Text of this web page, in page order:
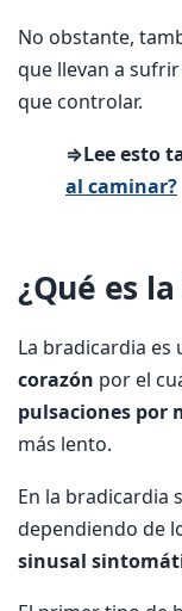
No obstante,
que llevan a
que controlar.
⇒Lee esto
al caminar?
¿Qué es
La bradicardia es
corazón por el
pulsaciones por
más lento.
En la bradicardia
dependiendo de
sinusal